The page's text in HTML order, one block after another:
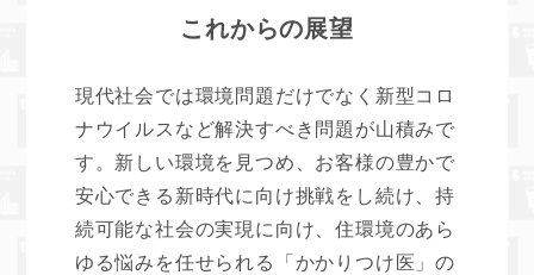
これからの展望
現代社会では環境問題だけでなく新型コロ
ナウイルスなど解決すべき問題が山積みで
す。新しい環境を見つめ、お客様の豊かで
安心できる新時代に向け挑戦をし続け、持
続可能な社会の実現に向け、住環境のあら
ゆる悩みを任せられる「かかりつけ医」の